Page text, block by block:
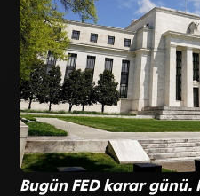
Bugün FED karar günü.